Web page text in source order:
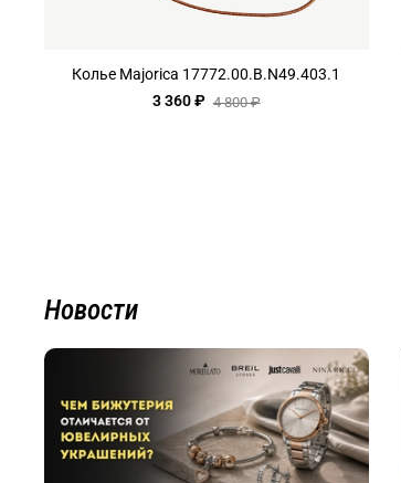
Колье Majorica 17772.00.B.N49.403.1
3 360 ₽ 4 800 ₽
Новости